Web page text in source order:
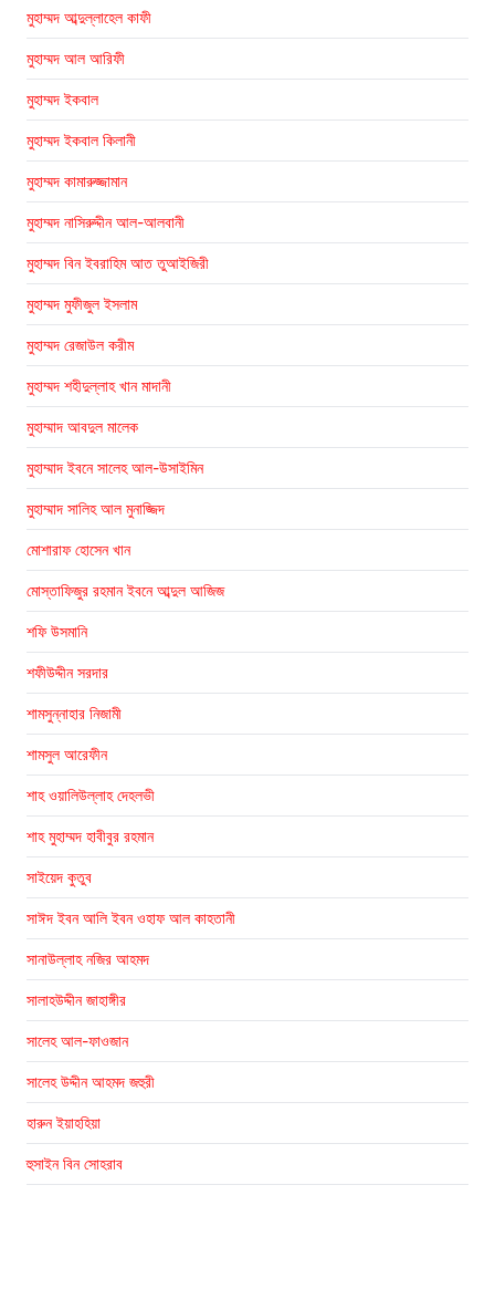
মুহাম্মদ আব্দুল্লাহেল কাফী
মুহাম্মদ আল আরিফী
মুহাম্মদ ইকবাল
মুহাম্মদ ইকবাল কিলানী
মুহাম্মদ কামারুজ্জামান
মুহাম্মদ নাসিরুদ্দীন আল-আলবানী
মুহাম্মদ বিন ইবরাহিম আত তুআইজিরী
মুহাম্মদ মুফীজুল ইসলাম
মুহাম্মদ রেজাউল করীম
মুহাম্মদ শহীদুল্লাহ খান মাদানী
মুহাম্মাদ আবদুল মালেক
মুহাম্মাদ ইবনে সালেহ আল-উসাইমিন
মুহাম্মাদ সালিহ আল মুনাজ্জিদ
মোশারাফ হোসেন খান
মোস্তাফিজুর রহমান ইবনে আব্দুল আজিজ
শফি উসমানি
শফীউদ্দীন সরদার
শামসুন্নাহার নিজামী
শামসুল আরেফীন
শাহ ওয়ালিউল্লাহ দেহলভী
শাহ মুহাম্মদ হাবীবুর রহমান
সাইয়েদ কুতুব
সাঈদ ইবন আলি ইবন ওহাফ আল কাহতানী
সানাউল্লাহ নজির আহমদ
সালাহউদ্দীন জাহাঙ্গীর
সালেহ আল-ফাওজান
সালেহ উদ্দীন আহমদ জহুরী
হারুন ইয়াহহিয়া
হুসাইন বিন সোহরাব